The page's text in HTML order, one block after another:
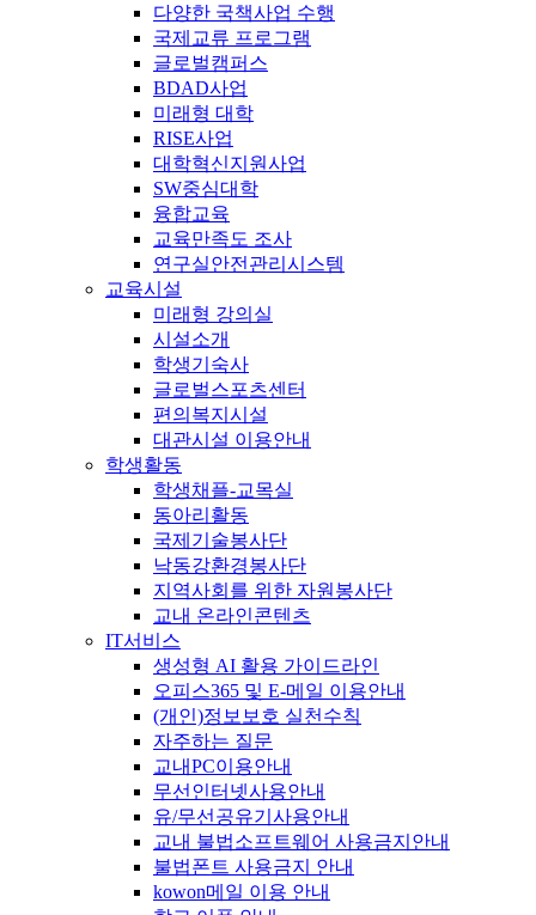
다양한 국책사업 수행
국제교류 프로그램
글로벌캠퍼스
BDAD사업
미래형 대학
RISE사업
대학혁신지원사업
SW중심대학
융합교육
교육만족도 조사
연구실안전관리시스템
교육시설
미래형 강의실
시설소개
학생기숙사
글로벌스포츠센터
편의복지시설
대관시설 이용안내
학생활동
학생채플-교목실
동아리활동
국제기술봉사단
낙동강환경봉사단
지역사회를 위한 자원봉사단
교내 온라인콘텐츠
IT서비스
생성형 AI 활용 가이드라인
오피스365 및 E-메일 이용안내
(개인)정보보호 실천수칙
자주하는 질문
교내PC이용안내
무선인터넷사용안내
유/무선공유기사용안내
교내 불법소프트웨어 사용금지안내
불법폰트 사용금지 안내
kowon메일 이용 안내